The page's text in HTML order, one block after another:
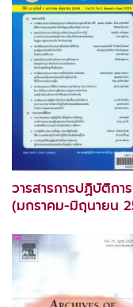
วารสารการปฏิบัติกา
(มกราคม-มิถุนายน